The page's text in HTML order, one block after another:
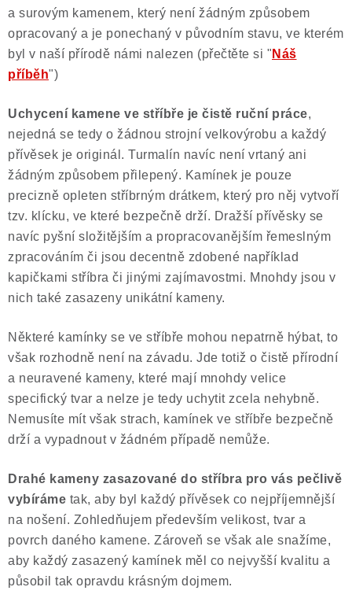
a surovým kamenem, který není žádným způsobem
opracovaný a je ponechaný v původním stavu, ve kterém
byl v naší přírodě námi nalezen (přečtěte si " Náš
příběh")
Uchycení kamene ve stříbře je čistě ruční práce,
nejedná se tedy o žádnou strojní velkovýrobu a každý
přívěsek je originál. Turmalín navíc není vrtaný ani
žádným způsobem přilepený. Kamínek je pouze
precizně opleten stříbrným drátkem, který pro něj vytvoří
tzv. klícku, ve které bezpečně drží. Dražší přívěsky se
navíc pyšní složitějším a propracovanějším řemeslným
zpracováním či jsou decentně zdobené například
kapičkami stříbra či jinými zajímavostmi. Mnohdy jsou v
nich také zasazeny unikátní kameny.
Některé kamínky se ve stříbře mohou nepatrně hýbat, to
však rozhodně není na závadu. Jde totiž o čistě přírodní
a neuravené kameny, které mají mnohdy velice
specifický tvar a nelze je tedy uchytit zcela nehybně.
Nemusíte mít však strach, kamínek ve stříbře bezpečně
drží a vypadnout v žádném případě nemůže.
Drahé kameny zasazované do stříbra pro vás pečlivě
vybíráme tak, aby byl každý přívěsek co nejpříjemnější
na nošení. Zohledňujem především velikost, tvar a
povrch daného kamene. Zároveň se však ale snažíme,
aby každý zasazený kamínek měl co nejvyšší kvalitu a
působil tak opravdu krásným dojmem.